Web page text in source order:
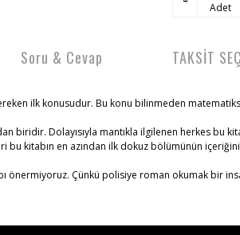
Adet
ilk konusudur. Bu konu bilinmeden
biridir. Dolayısıyla mantıkla ilgilenen herkes bu
bu kitabın en azından ilk dokuz bölümünün
önermiyoruz. Çünkü polisiye roman okumak bir
Soru & Cevap TAKSİT